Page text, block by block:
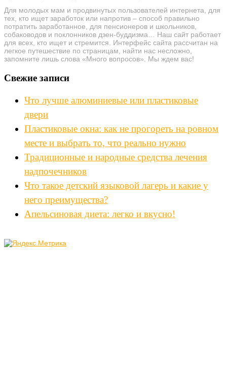
Для молодых мам и продвинутых пользователей интернета, для
тех, кто ищет заработок или напротив – способ правильно
потратить заработанное, для пенсионеров и школьников,
собаководов и поклонников дзен-буддизма… Наш сайт работает
для всех, кто ищет и стремится. Интерфейс сайта рассчитан на
легкое путешествие по страницам, найти нас несложно,
запомните лишь слова «Много вопросов». Мы ждем вас!
Свежие записи
Что лучше алюминиевые или пластиковые
двери
Пластиковые окна: как не прогореть на ровном
месте и выбрать то, что реально нужно
Традиционные и народные средства лечения
надпочечников
Что такое детский языковой лагерь и какие у
него преимущества?
Апельсиновая диета: легко и вкусно!